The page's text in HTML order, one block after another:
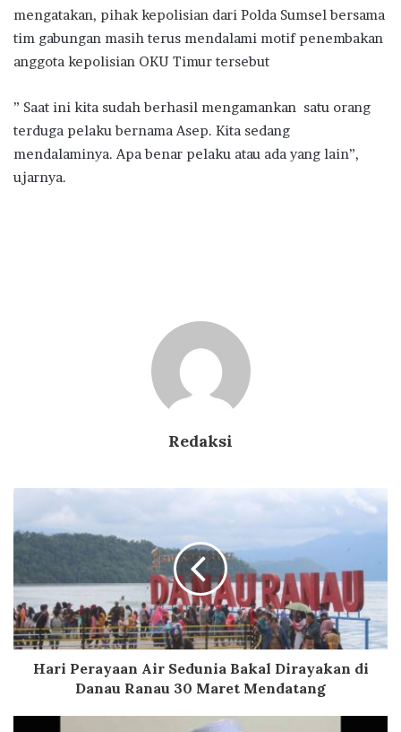
mengatakan, pihak kepolisian dari Polda Sumsel bersama
tim gabungan masih terus mendalami motif penembakan
anggota kepolisian OKU Timur tersebut
” Saat ini kita sudah berhasil mengamankan satu orang
terduga pelaku bernama Asep. Kita sedang
mendalaminya. Apa benar pelaku atau ada yang lain”,
ujarnya.
Redaksi
Hari Perayaan Air Sedunia Bakal Dirayakan di
Danau Ranau 30 Maret Mendatang